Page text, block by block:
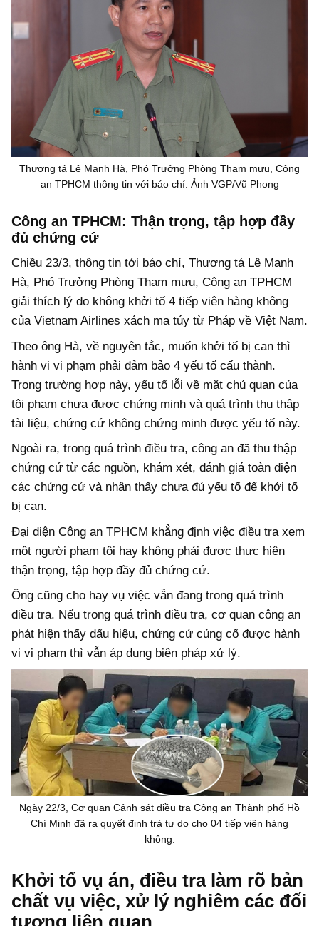
Thượng tá Lê Mạnh Hà, Phó Trưởng Phòng Tham mưu, Công
an TPHCM thông tin với báo chí. Ảnh VGP/Vũ Phong
Công an TPHCM: Thận trọng, tập hợp đầy
đủ chứng cứ
Chiều 23/3, thông tin tới báo chí, Thượng tá Lê Mạnh
Hà, Phó Trưởng Phòng Tham mưu, Công an TPHCM
giải thích lý do không khởi tố 4 tiếp viên hàng không
của Vietnam Airlines xách ma túy từ Pháp về Việt Nam.
Theo ông Hà, về nguyên tắc, muốn khởi tố bị can thì
hành vi vi phạm phải đảm bảo 4 yếu tố cấu thành.
Trong trường hợp này, yếu tố lỗi về mặt chủ quan của
tội phạm chưa được chứng minh và quá trình thu thập
tài liệu, chứng cứ không chứng minh được yếu tố này.
Ngoài ra, trong quá trình điều tra, công an đã thu thập
chứng cứ từ các nguồn, khám xét, đánh giá toàn diện
các chứng cứ và nhận thấy chưa đủ yếu tố để khởi tố
bị can.
Đại diện Công an TPHCM khẳng định việc điều tra xem
một người phạm tội hay không phải được thực hiện
thận trọng, tập hợp đầy đủ chứng cứ.
Ông cũng cho hay vụ việc vẫn đang trong quá trình
điều tra. Nếu trong quá trình điều tra, cơ quan công an
phát hiện thấy dấu hiệu, chứng cứ củng cố được hành
vi vi phạm thì vẫn áp dụng biện pháp xử lý.
Ngày 22/3, Cơ quan Cảnh sát điều tra Công an Thành phố Hồ
Chí Minh đã ra quyết định trả tự do cho 04 tiếp viên hàng
không.
Khởi tố vụ án, điều tra làm rõ bản
chất vụ việc, xử lý nghiêm các đối
tượng liên quan